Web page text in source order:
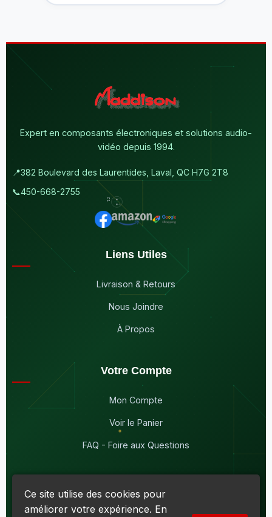
Expert en composants électroniques et solutions audio-
vidéo depuis 1994.
📍382 Boulevard des Laurentides, Laval, QC H7G 2T8
📞450-668-2755
Liens Utiles
Livraison & Retours
Nous Joindre
À Propos
Votre Compte
Mon Compte
Voir le Panier
FAQ - Foire aux Questions
© 2026Maddison Électronique Inc.
Ce site utilise des cookies pour
améliorer votre expérience. En